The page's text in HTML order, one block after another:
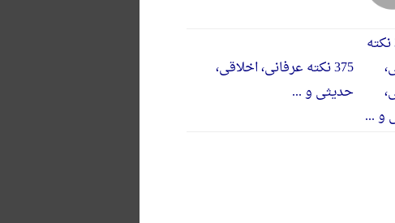
375 نکته عرفانی، اخلاقی،
حدیثی و ...